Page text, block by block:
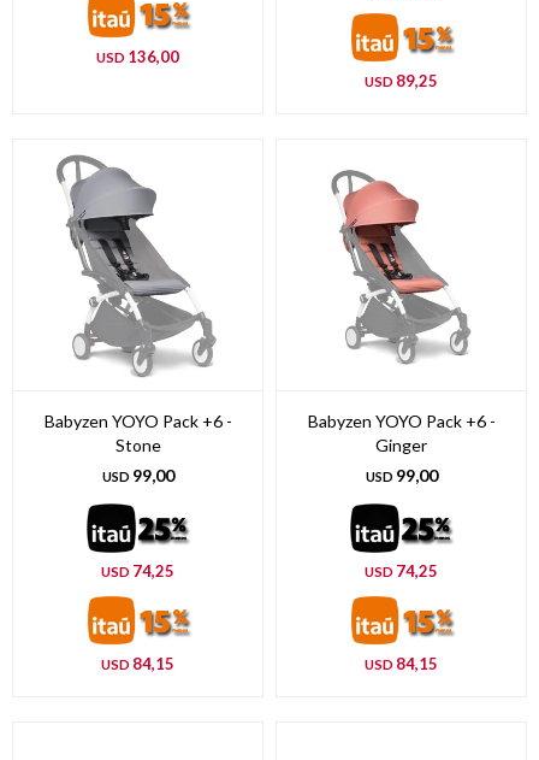
USD 136,00
USD 89,25
Babyzen YOYO Pack +6 -
Stone
USD 99,00
USD 74,25
USD 84,15
Babyzen YOYO Pack +6 -
Ginger
USD 99,00
USD 74,25
USD 84,15